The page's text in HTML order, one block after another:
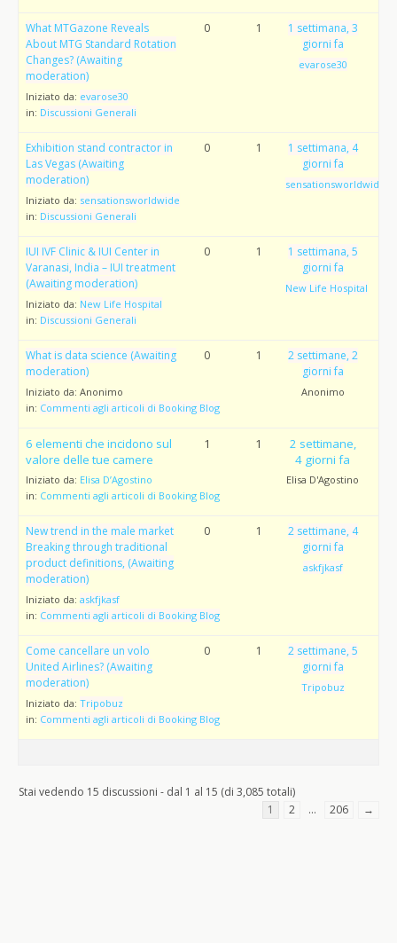
What MTGazone Reveals
About MTG Standard Rotation
Changes? (Awaiting
moderation)
Iniziato da: evarose30
in: Discussioni Generali
0 1
1 settimana, 3
giorni fa
evarose30
Exhibition stand contractor in
Las Vegas (Awaiting
moderation)
Iniziato da: sensationsworldwide
in: Discussioni Generali
0 1
1 settimana, 4
giorni fa
sensationsworldwide
IUI IVF Clinic & IUI Center in
Varanasi, India – IUI treatment
(Awaiting moderation)
Iniziato da: New Life Hospital
in: Discussioni Generali
0 1
1 settimana, 5
giorni fa
New Life Hospital
What is data science (Awaiting
moderation)
Iniziato da: Anonimo
in: Commenti agli articoli di Booking Blog
0 1
2 settimane, 2
giorni fa
Anonimo
6 elementi che incidono sul
valore delle tue camere
Iniziato da: Elisa D’Agostino
in: Commenti agli articoli di Booking Blog
1 1
2 settimane,
4 giorni fa
Elisa D'Agostino
New trend in the male market
Breaking through traditional
product definitions, (Awaiting
moderation)
Iniziato da: askfjkasf
in: Commenti agli articoli di Booking Blog
0 1
2 settimane, 4
giorni fa
askfjkasf
Come cancellare un volo
United Airlines? (Awaiting
moderation)
Iniziato da: Tripobuz
in: Commenti agli articoli di Booking Blog
0 1
2 settimane, 5
giorni fa
Tripobuz
Stai vedendo 15 discussioni - dal 1 al 15 (di 3,085 totali)
1
2 … 206 →